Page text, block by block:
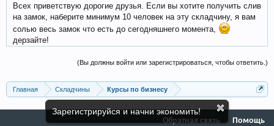
Зарегистрируйся и начни экономить!
Всех приветствую дорогие друзья. Если вы хотите получить слив
на замок, наберите минимум 10 человек на эту складчину, я вам
солью весь замок что есть до сегодняшнего момента,
дерзайте!
(Вы должны войти или зарегистрироваться, чтобы ответить.)
Главная Складчины Курсы по бизнесу
Обратная связь Помощь